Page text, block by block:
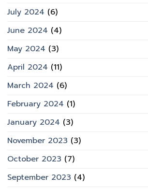
July 2024 (6)
June 2024 (4)
May 2024 (3)
April 2024 (11)
March 2024 (6)
February 2024 (1)
January 2024 (3)
November 2023 (3)
October 2023 (7)
September 2023 (4)